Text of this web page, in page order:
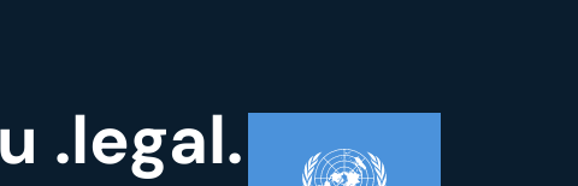
.legal.